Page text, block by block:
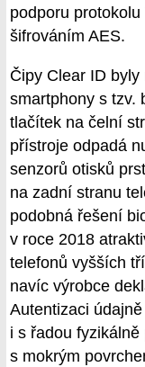
podporu
šifrováním AES.
Čipy Clear ID
smartphony s tzv.
tlačítek na čelní
přístroje odpadá
senzorů otisků
na zadní stranu
podobná řešení
v roce 2018
telefonů vyšších
navíc výrobce
Autentizaci
i s řadou
s mokrým